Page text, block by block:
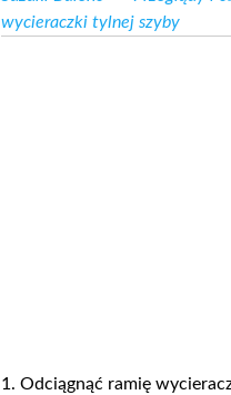
wycieraczki tylnej szyby
1. Odciągnąć ramię